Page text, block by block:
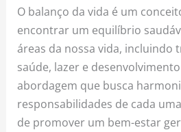
k a
m
O balanço da vida é um
encontrar um equilíbrio
áreas da nossa vida, incluindo
saúde, lazer e
abordagem que busca
responsabilidades de cada
de promover um bem-estar